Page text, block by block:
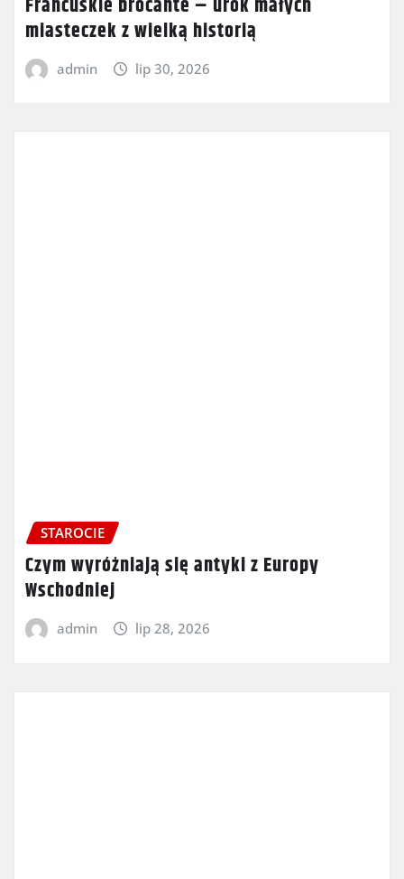
Francuskie brocante – urok małych
miasteczek z wielką historią
admin lip 30, 2026
STAROCIE
Czym wyróżniają się antyki z Europy
Wschodniej
admin lip 28, 2026